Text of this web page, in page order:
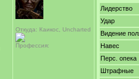
Откуда: Каикос, Uncharted
Профессия:
Лидерство
Удар
Видение
Навес
Перс. опека
Штрафные